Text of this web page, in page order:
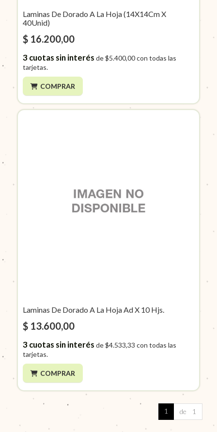
Laminas De Dorado A La Hoja (14X14Cm X
40Unid)
$ 16.200,00
3cuotas sin interés de$5.400,00con todas las
tarjetas.
COMPRAR
Laminas De Dorado A La Hoja Ad X 10 Hjs.
$ 13.600,00
3cuotas sin interés de$4.533,33 con todas las
tarjetas.
COMPRAR
1 de 1